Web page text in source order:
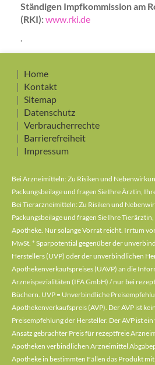
Ständigen Impfkommission am
(RKI):www.rki.de
.
Home
Kontakt
Sitemap
Datenschutz
Verbraucherrechte
Barrierefreiheit
Impressum
Bei Arzneimitteln: Zu Risiken und
Packungsbeilage und fragen Sie Ihre Ärztin,
Bei Tierarzneimitteln: Zu Risiken und
Packungsbeilage und fragen Sie Ihre
Apotheke. Nur solange Vorrat reicht. Irrtum
MwSt. * Sparpotential gegenüber der
Herstellers (UVP) oder der unverbindlichen
Apothekenverkaufspreises (UAVP) an die
Arzneispezialitäten (IFA GmbH) / nur bei
Büchern. UVP = Unverbindliche
Apothekenverkaufspreis (AVP). Der AVP ist
Preisempfehlung der Hersteller. Der AVP ist
Ansatz gebrachter Preis für rezeptfreie
Apotheken verbindlichen Arzneimittel
Apotheke in bestimmten Fällen das Produkt